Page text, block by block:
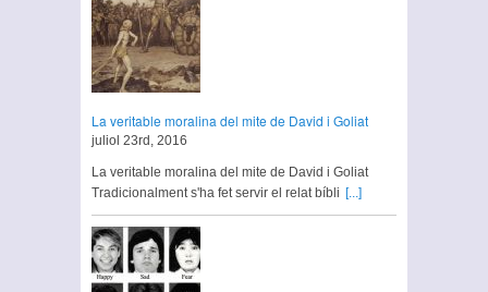
La veritable moralina del mite de David i Goliat
juliol 23rd, 2016
La veritable moralina del mite de David i Goliat
Tradicionalment s'ha fet servir el relat bíbli [...]